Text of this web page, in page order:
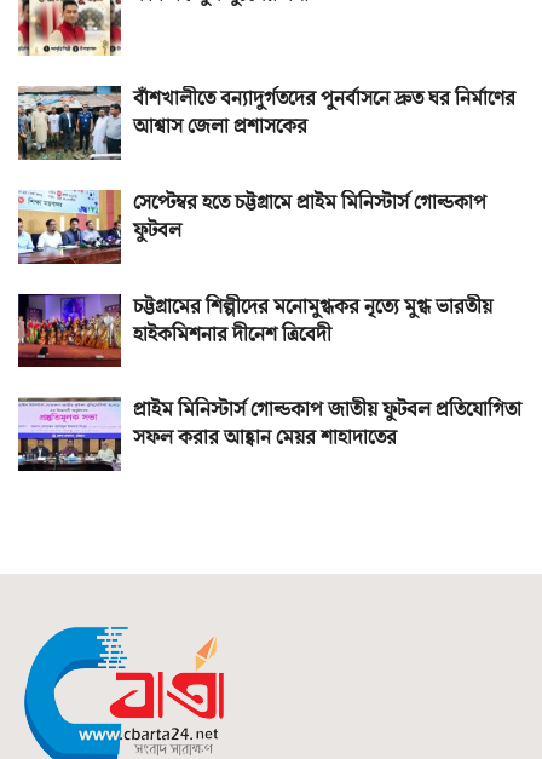
বাঁশখালীতে বন্যাদুর্গতদের পুনর্বাসনে দ্রুত ঘর নির্মাণের
আশ্বাস জেলা প্রশাসকের
সেপ্টেম্বর হতে চট্টগ্রামে প্রাইম মিনিস্টার্স গোল্ডকাপ
ফুটবল
চট্টগ্রামের শিল্পীদের মনোমুগ্ধকর নৃত্যে মুগ্ধ ভারতীয়
হাইকমিশনার দীনেশ ত্রিবেদী
প্রাইম মিনিস্টার্স গোল্ডকাপ জাতীয় ফুটবল প্রতিযোগিতা
সফল করার আহ্বান মেয়র শাহাদাতের